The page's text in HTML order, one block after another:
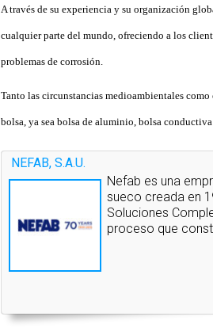
A través de su experiencia y su organización
cualquier parte del mundo, ofreciendo a los
problemas de corrosión.
Tanto las circunstancias medioambientales
bolsa, ya sea bolsa de aluminio, bolsa
NEFAB, S.A.U.
Nefab es una
sueco creada en
Soluciones
proceso que